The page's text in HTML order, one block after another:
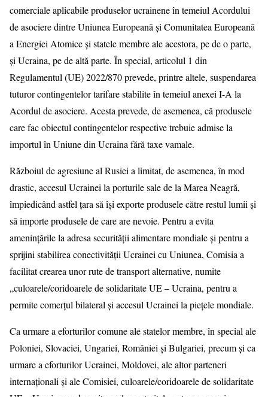
comerciale aplicabile produselor ucrainene în temeiul Acordului
de asociere dintre Uniunea Europeană și Comunitatea Europeană
a Energiei Atomice și statele membre ale acestora, pe de o parte,
și Ucraina, pe de altă parte. În special, articolul 1 din
Regulamentul (UE) 2022/870 prevede, printre altele, suspendarea
tuturor contingentelor tarifare stabilite în temeiul anexei I-A la
Acordul de asociere. Acesta prevede, de asemenea, că produsele
care fac obiectul contingentelor respective trebuie admise la
importul în Uniune din Ucraina fără taxe vamale.
Războiul de agresiune al Rusiei a limitat, de asemenea, în mod
drastic, accesul Ucrainei la porturile sale de la Marea Neagră,
împiedicând astfel țara să își exporte produsele către restul lumii și
să importe produsele de care are nevoie. Pentru a evita
amenințările la adresa securității alimentare mondiale și pentru a
sprijini stabilirea conectivității Ucrainei cu Uniunea, Comisia a
facilitat crearea unor rute de transport alternative, numite
„culoarele/coridoarele de solidaritate UE – Ucraina, pentru a
permite comerțul bilateral și accesul Ucrainei la piețele mondiale.
Ca urmare a eforturilor comune ale statelor membre, în special ale
Poloniei, Slovaciei, Ungariei, României și Bulgariei, precum și ca
urmare a eforturilor Ucrainei, Moldovei, ale altor parteneri
internaționali și ale Comisiei, culoarele/coridoarele de solidaritate